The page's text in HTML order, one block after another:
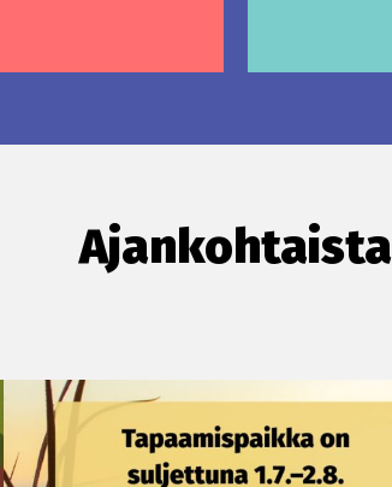
Ajankohtaista